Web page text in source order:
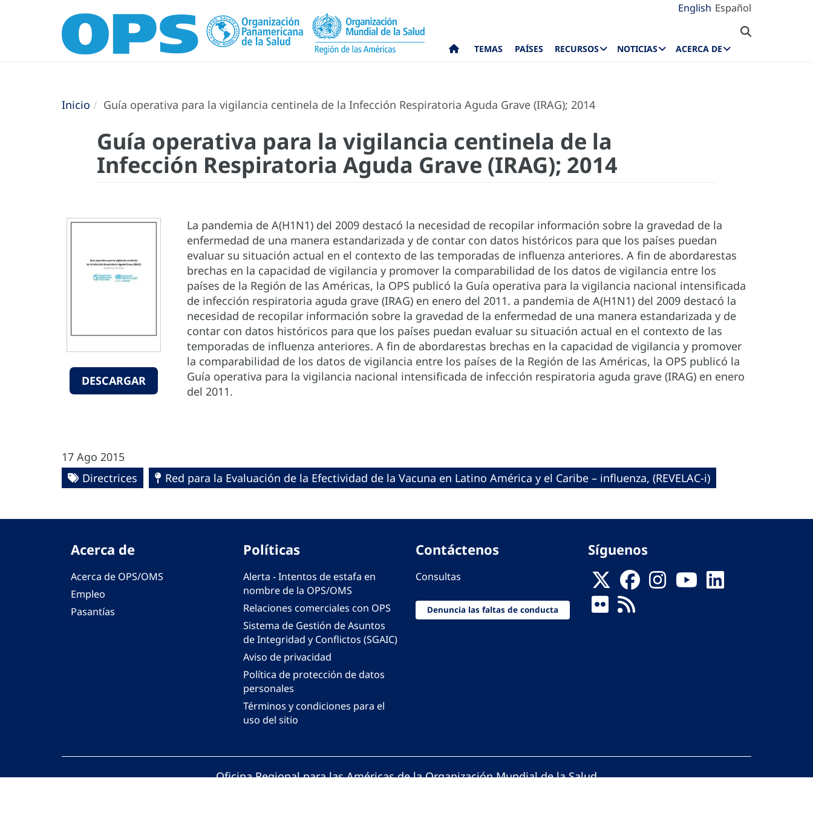
English Español
TEMAS PAÍSES RECURSOS NOTICIAS ACERCA DE
Inicio Guía operativa para la vigilancia centinela de la Infección Respiratoria Aguda Grave (IRAG); 2014
Guía operativa para la vigilancia centinela de la
Infección Respiratoria Aguda Grave (IRAG); 2014
DESCARGAR
La pandemia de A(H1N1) del 2009 destacó la necesidad de recopilar información sobre la gravedad de la
enfermedad de una manera estandarizada y de contar con datos históricos para que los países puedan
evaluar su situación actual en el contexto de las temporadas de influenza anteriores. A fin de abordarestas
brechas en la capacidad de vigilancia y promover la comparabilidad de los datos de vigilancia entre los
países de la Región de las Américas, la OPS publicó la Guía operativa para la vigilancia nacional intensificada
de infección respiratoria aguda grave (IRAG) en enero del 2011. a pandemia de A(H1N1) del 2009 destacó la
necesidad de recopilar información sobre la gravedad de la enfermedad de una manera estandarizada y de
contar con datos históricos para que los países puedan evaluar su situación actual en el contexto de las
temporadas de influenza anteriores. A fin de abordarestas brechas en la capacidad de vigilancia y promover
la comparabilidad de los datos de vigilancia entre los países de la Región de las Américas, la OPS publicó la
Guía operativa para la vigilancia nacional intensificada de infección respiratoria aguda grave (IRAG) en enero
del 2011.
17 Ago 2015
Directrices
Red para la Evaluación de la Efectividad de la Vacuna en Latino América y el Caribe – influenza, (REVELAC-i)
Acerca de
Acerca de OPS/OMS
Empleo
Pasantías
Políticas
Alerta - Intentos de estafa en
nombre de la OPS/OMS
Relaciones comerciales con OPS
Sistema de Gestión de Asuntos
de Integridad y Conflictos (SGAIC)
Aviso de privacidad
Política de protección de datos
personales
Términos y condiciones para el
uso del sitio
Contáctenos
Consultas
Denuncia las faltas de conducta
Síguenos
Oficina Regional para las Américas de la Organización Mundial de la Salud